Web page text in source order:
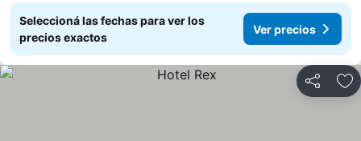
Seleccioná las fechas para ver los
precios exactos
Ver precios
Compartir